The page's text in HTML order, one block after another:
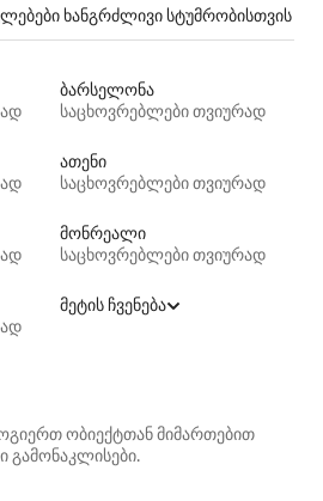
ხანგრძლივი სტუმრობისთვის
ბარსელონა
საცხოვრებლები თვიურად
ათენი
საცხოვრებლები თვიურად
მონრეალი
საცხოვრებლები თვიურად
მეტის ჩვენება
ობიექტთან მიმართებით
გამონაკლისები.